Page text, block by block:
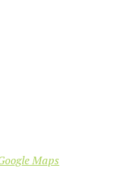
Maps